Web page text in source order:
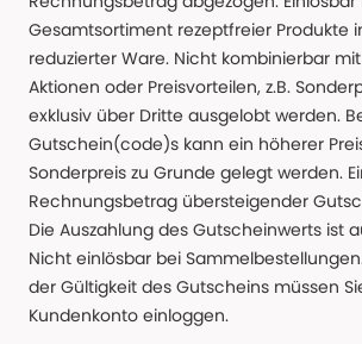
Gesamtsortiment rezeptfreier Produkte
reduzierter Ware. Nicht kombinierbar
Aktionen oder Preisvorteilen, z.B.
exklusiv über Dritte ausgelobt werden.
Gutschein(code)s kann ein höherer
Sonderpreis zu Grunde gelegt werden.
Rechnungsbetrag übersteigender
Die Auszahlung des Gutscheinwerts ist
Nicht einlösbar bei
der Gültigkeit des Gutscheins müssen
Kundenkonto einloggen.